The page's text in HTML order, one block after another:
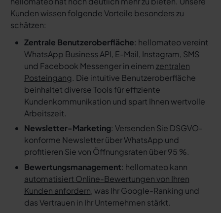
Kunden wissen folgende Vorteile besonders zu
schätzen:
Zentrale Benutzeroberfläche: hellomateo vereint
WhatsApp Business API, E-Mail, Instagram, SMS
und Facebook Messenger in einem zentralen
Posteingang. Die intuitive Benutzeroberfläche
beinhaltet diverse Tools für effiziente
Kundenkommunikation und spart Ihnen wertvolle
Arbeitszeit.
Newsletter-Marketing: Versenden Sie DSGVO-
konforme Newsletter über WhatsApp und
profitieren Sie von Öffnungsraten über 95 %.
Bewertungsmanagement: hellomateo kann
automatisiert Online-Bewertungen von Ihren
Kunden anfordern, was Ihr Google-Ranking und
das Vertrauen in Ihr Unternehmen stärkt.